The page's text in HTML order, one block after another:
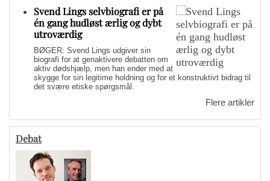
Svend Lings selvbiografi er på
én gang hudløst ærlig og dybt
utroværdig
BØGER: Svend Lings udgiver sin
biografi for at genaktivere debatten om
aktiv dødshjælp, men han ender med at
skygge for sin legitime holdning og for et konstruktivt bidrag til
det svære etiske spørgsmål.
Flere artikler
Debat